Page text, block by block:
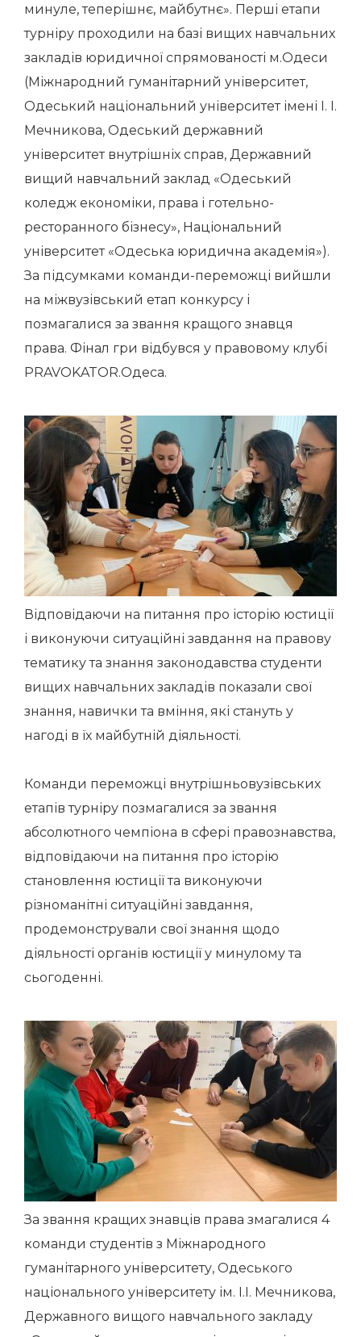
минуле, теперішнє, майбутнє». Перші етапи
турніру проходили на базі вищих навчальних
закладів юридичної спрямованості м.Одеси
(Міжнародний гуманітарний університет,
Одеський національний університет імені І. І.
Мечникова, Одеський державний
університет внутрішніх справ, Державний
вищий навчальний заклад «Одеський
коледж економіки, права і готельно-
ресторанного бізнесу», Національний
університет «Одеська юридична академія»).
За підсумками команди-переможці вийшли
на міжвузівський етап конкурсу і
позмагалися за звання кращого знавця
права. Фінал гри відбувся у правовому клубі
PRAVOKATOR.Одеса.
Відповідаючи на питання про історію юстиції
і виконуючи ситуаційні завдання на правову
тематику та знання законодавства студенти
вищих навчальних закладів показали свої
знання, навички та вміння, які стануть у
нагоді в їх майбутній діяльності.
Команди переможці внутрішньовузівських
етапів турніру позмагалися за звання
абсолютного чемпіона в сфері правознавства,
відповідаючи на питання про історію
становлення юстиції та виконуючи
різноманітні ситуаційні завдання,
продемонстрували свої знання щодо
діяльності органів юстиції у минулому та
сьогоденні.
За звання кращих знавців права змагалися 4
команди студентів з Міжнародного
гуманітарного університету, Одеського
національного університету ім. І.І. Мечникова,
Державного вищого навчального закладу